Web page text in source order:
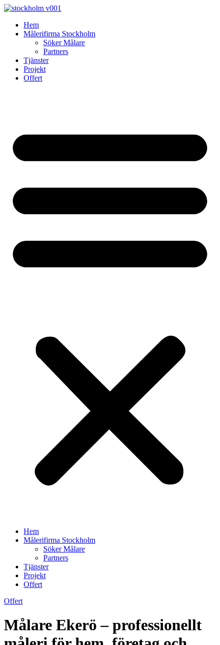
Skip
contentHem
Målerifirma Stockholm
Söker Målare
Partners
Tjänster
Projekt
Offert
Hem
Målerifirma Stockholm
Söker Målare
Partners
Tjänster
Projekt
Offert
Offert
Målare Ekerö – professionellt